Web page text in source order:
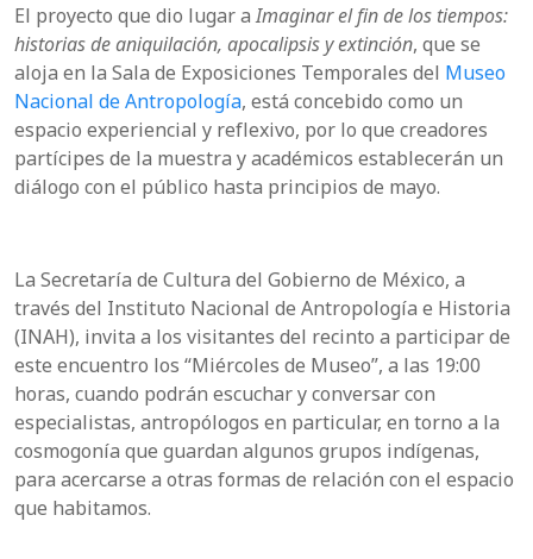
El proyecto que dio lugar aImaginar el fin de los tiempos:
historias de aniquilación, apocalipsis y extinción, que se
aloja en la Sala de Exposiciones Temporales del Museo
Nacional de Antropología, está concebido como un
espacio experiencial y reflexivo, por lo que creadores
partícipes de la muestra y académicos establecerán un
diálogo con el público hasta principios de mayo.
La Secretaría de Cultura del Gobierno de México, a
través del Instituto Nacional de Antropología e Historia
(INAH), invita a los visitantes del recinto a participar de
este encuentro los “Miércoles de Museo”, a las 19:00
horas, cuando podrán escuchar y conversar con
especialistas, antropólogos en particular, en torno a la
cosmogonía que guardan algunos grupos indígenas,
para acercarse a otras formas de relación con el espacio
que habitamos.